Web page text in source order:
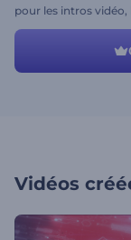
pour les intros vidéo,
présentations, les
encore.
Essayez sans plus
Vidéos